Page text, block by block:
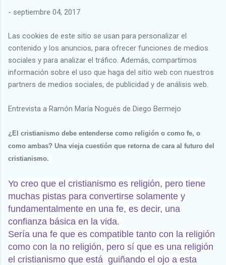
- septiembre 04, 2017
Las cookies de este sitio se usan para personalizar el
contenido y los anuncios, para ofrecer funciones de medios
sociales y para analizar el tráfico. Además, compartimos
información sobre el uso que haga del sitio web con nuestros
partners de medios sociales, de publicidad y de análisis web.
Entrevista a Ramón María Nogués de Diego Bermejo
¿El cristianismo debe entenderse como religión o como fe, o
como ambas? Una vieja cuestión que retorna de cara al futuro del
cristianismo.
Yo creo que el cristianismo es religión, pero tiene
muchas pistas para convertirse solamente y
fundamentalmente en una fe, es decir, una
confianza básica en la vida.
Sería una fe que es compatible tanto con la religión
como con la no religión, pero sí que es una religión
el cristianismo que está guiñando el ojo a esta